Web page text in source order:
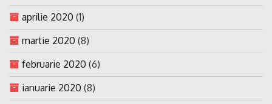
aprilie 2020 (1)
martie 2020 (8)
februarie 2020 (6)
ianuarie 2020 (8)